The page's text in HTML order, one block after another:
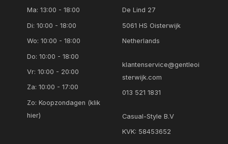
Ma: 13:00 - 18:00
Di: 10:00 - 18:00
Wo: 10:00 - 18:00
Do: 10:00 - 18:00
Vr: 10:00 - 20:00
Za: 10:00 - 17:00
Zo:Koopzondagen (klik
hier)
De Lind 27
5061 HS Oisterwijk
Netherlands
klantenservice@gentleoi
sterwijk.com
013 521 1831
Casual-Style B.V
KVK: 58453652